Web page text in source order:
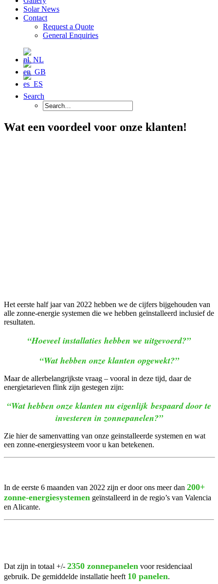
Solar News
Contact
Request a Quote
General Enquiries
Search
Wat een voordeel voor onze klanten!
Het eerste half jaar van 2022 hebben we de cijfers bijgehouden van
alle zonne-energie systemen die we hebben geïnstalleerd inclusief de
resultaten.
“Hoeveel installaties hebben we uitgevoerd?”
“Wat hebben onze klanten opgewekt?”
Maar de allerbelangrijkste vraag – vooral in deze tijd, daar de
energietarieven flink zijn gestegen zijn:
“Wat hebben onze klanten nu eigenlijk bespaard door te
investeren in zonnepanelen?”
Zie hier de samenvatting van onze geinstalleerde systemen en wat
een zonne-energiesysteem voor u kan betekenen.
In de eerste 6 maanden van 2022 zijn er door ons meer dan 200+
zonne-energiesystemen geïnstalleerd in de regio’s van Valencia
en Alicante.
Dat zijn in totaal +/- 2350 zonnepanelen voor residenciaal
gebruik. De gemiddelde installatie heeft 10 panelen.